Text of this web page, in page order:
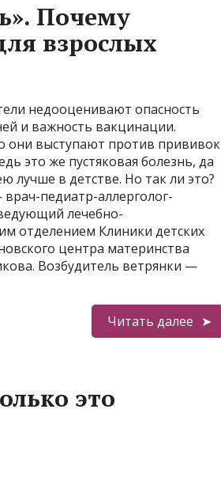
Почему
взрослых
недооценивают опасность
и важность вакцинации.
они выступают против прививок
это же пустяковая болезнь, да
лучше в детстве. Но так ли это?
педиатр-аллерголог-
лечебно-
отделением Клиники детских
центра материнства
Возбудитель ветрянки —
Читать далее
это